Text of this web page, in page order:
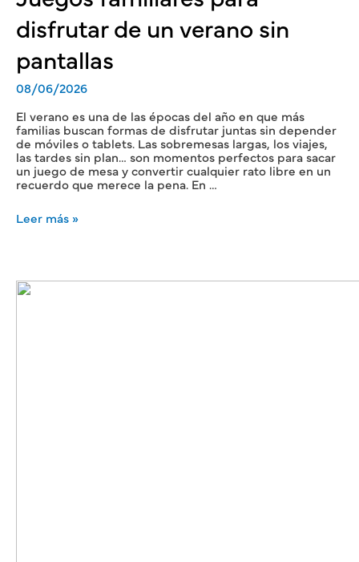
disfrutar de un verano sin
pantallas
08/06/2026
El verano es una de las épocas del año en que más
familias buscan formas de disfrutar juntas sin depender
de móviles o tablets. Las sobremesas largas, los viajes,
las tardes sin plan… son momentos perfectos para sacar
un juego de mesa y convertir cualquier rato libre en un
recuerdo que merece la pena. En …
Leer más »